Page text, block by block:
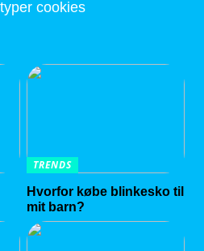
cookies
TRENDS
Hvorfor købe blinkesko til
mit barn?